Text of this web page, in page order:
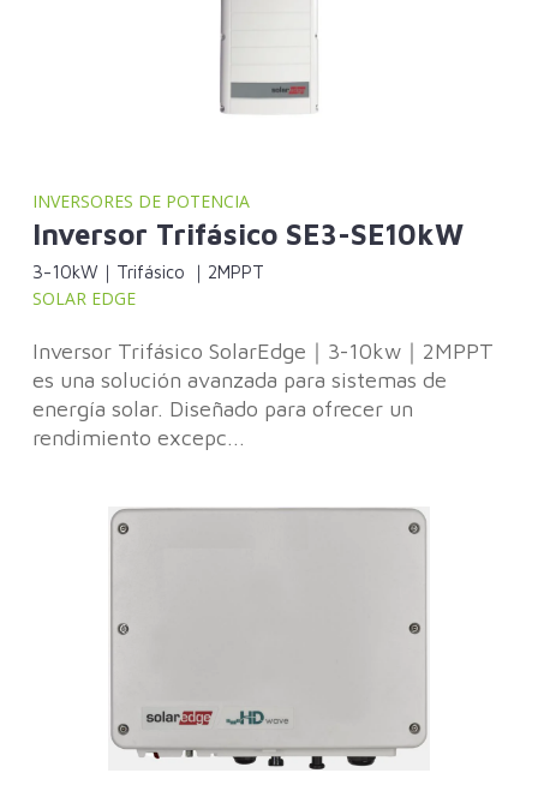
INVERSORES DE POTENCIA
Inversor Trifásico SE3-SE10kW
3-10kW｜Trifásico ｜2MPPT
SOLAR EDGE
Inversor Trifásico SolarEdge｜3-10kw｜2MPPT
es una solución avanzada para sistemas de
energía solar. Diseñado para ofrecer un
rendimiento excepc...